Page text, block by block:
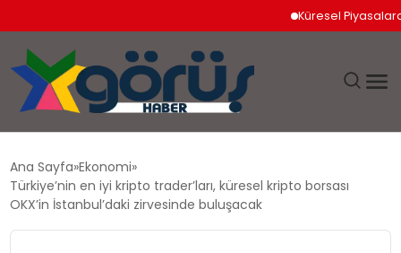
Küresel Piyasalarda
EKONOMI
Ana Sayfa Ekonomi
Türkiye’nin en iyi kripto trader’ları, küresel kripto borsası
OKX’in İstanbul’daki zirvesinde buluşacak